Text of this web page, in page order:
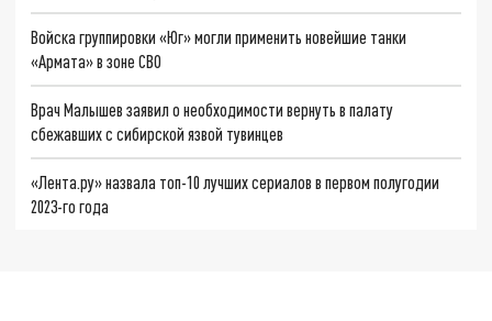
Войска группировки «Юг» могли применить новейшие танки
«Армата» в зоне СВО
Врач Малышев заявил о необходимости вернуть в палату
сбежавших с сибирской язвой тувинцев
«Лента.ру» назвала топ-10 лучших сериалов в первом полугодии
2023-го года